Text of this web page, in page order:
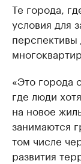
Те города,
условия для
перспективы
«Это города
где люди
на новое
занимаются
том числе
развития